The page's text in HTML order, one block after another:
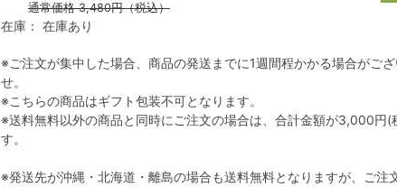
通常価格3,480円（税込）
在庫： 在庫あり
※ご注文が集中した場合、商品の発送までに1週間程かかる場合がご
せ。
※こちらの商品はギフト包装不可となります。
※送料無料以外の商品と同時にご注文の場合は、合計金額が3,000円(
す。
※発送先が沖縄・北海道・離島の場合も送料無料となりますが、ご注